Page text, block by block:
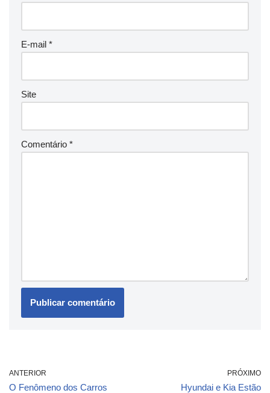
E-mail *
Site
Comentário *
ANTERIOR
O Fenômeno dos Carros
PRÓXIMO
Hyundai e Kia Estão